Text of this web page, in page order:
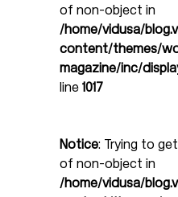
of non-object in
/home/vidusa/
content/themes/
magazine/inc/
line 1017
Notice: Trying to
of non-object in
/home/vidusa/